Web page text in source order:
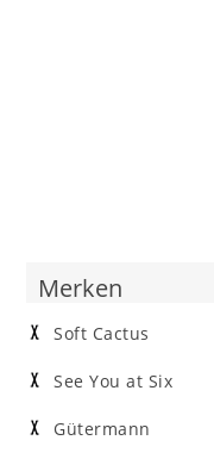
Merken
Soft Cactus
See You at Six
Gütermann